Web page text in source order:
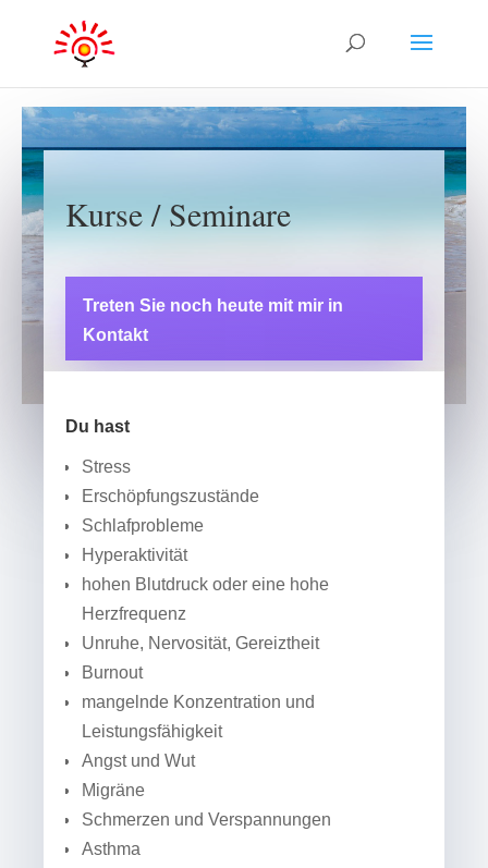
Kurse / Seminare
Treten Sie noch heute mit mir in
Kontakt
Du hast
Stress
Erschöpfungszustände
Schlafprobleme
Hyperaktivität
hohen Blutdruck oder eine hohe
Herzfrequenz
Unruhe, Nervosität, Gereiztheit
Burnout
mangelnde Konzentration und
Leistungsfähigkeit
Angst und Wut
Migräne
Schmerzen und Verspannungen
Asthma